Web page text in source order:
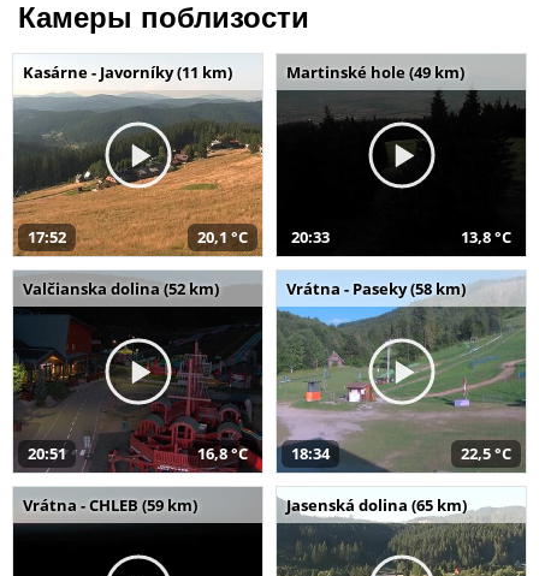
Камеры поблизости
Kasárne - Javorníky (11 km)
17:52 20,1 °C
Martinské hole (49 km)
20:33 13,8 °C
Valčianska dolina (52 km)
20:51 16,8 °C
Vrátna - Paseky (58 km)
18:34 22,5 °C
Vrátna - CHLEB (59 km) Jasenská dolina (65 km)